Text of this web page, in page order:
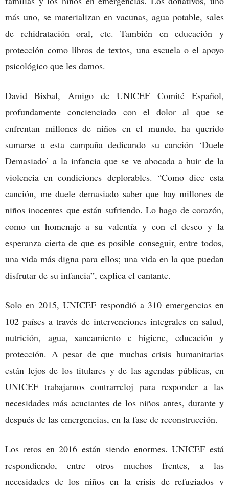
más uno, se materializan en vacunas, agua potable, sales
de rehidratación oral, etc. También en educación y
protección como libros de textos, una escuela o el apoyo
psicológico que les damos.
David Bisbal, Amigo de UNICEF Comité Español,
profundamente concienciado con el dolor al que se
enfrentan millones de niños en el mundo, ha querido
sumarse a esta campaña dedicando su canción ‘Duele
Demasiado’ a la infancia que se ve abocada a huir de la
violencia en condiciones deplorables. “Como dice esta
canción, me duele demasiado saber que hay millones de
niños inocentes que están sufriendo. Lo hago de corazón,
como un homenaje a su valentía y con el deseo y la
esperanza cierta de que es posible conseguir, entre todos,
una vida más digna para ellos; una vida en la que puedan
disfrutar de su infancia”, explica el cantante.
Solo en 2015, UNICEF respondió a 310 emergencias en
102 países a través de intervenciones integrales en salud,
nutrición, agua, saneamiento e higiene, educación y
protección. A pesar de que muchas crisis humanitarias
están lejos de los titulares y de las agendas públicas, en
UNICEF trabajamos contrarreloj para responder a las
necesidades más acuciantes de los niños antes, durante y
después de las emergencias, en la fase de reconstrucción.
Los retos en 2016 están siendo enormes. UNICEF está
respondiendo, entre otros muchos frentes, a las
necesidades de los niños en la crisis de refugiados y